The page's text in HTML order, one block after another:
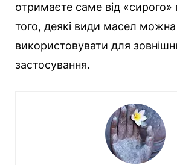
отримаєте саме від «сирого»
того, деякі види масел можна
використовувати для
застосування.